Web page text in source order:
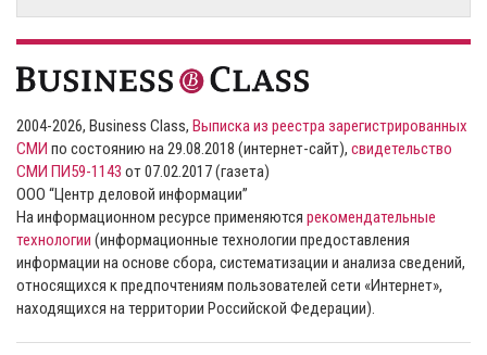
2004-2026, Business Class, Выписка из реестра зарегистрированных
СМИ по состоянию на 29.08.2018 (интернет-сайт), свидетельство
СМИ ПИ59-1143 от 07.02.2017 (газета)
ООО “Центр деловой информации”
На информационном ресурсе применяются рекомендательные
технологии (информационные технологии предоставления
информации на основе сбора, систематизации и анализа сведений,
относящихся к предпочтениям пользователей сети «Интернет»,
находящихся на территории Российской Федерации).